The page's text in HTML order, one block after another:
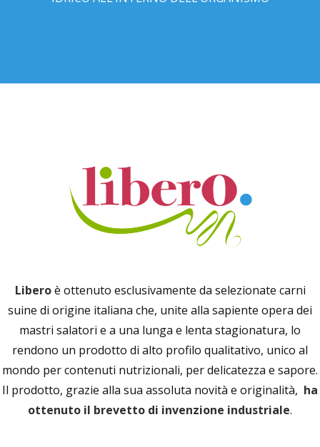
Liberoè ottenuto esclusivamente da selezionate carni
suine di origine italiana che, unite alla sapiente opera dei
mastri salatori e a una lunga e lenta stagionatura, lo
rendono un prodotto di alto profilo qualitativo, unico al
mondo per contenuti nutrizionali, per delicatezza e sapore.
Il prodotto, grazie alla sua assoluta novità e originalità, ha
ottenuto il brevetto di invenzione industriale.